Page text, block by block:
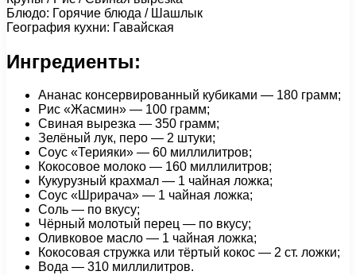
Блюдо: Горячие блюда / Шашлык
География кухни: Гавайская
Ингредиенты:
Ананас консервированный кубиками — 180 грамм;
Рис «Жасмин» — 100 грамм;
Свиная вырезка — 350 грамм;
Зелёный лук, перо — 2 штуки;
Соус «Терияки» — 60 миллилитров;
Кокосовое молоко — 160 миллилитров;
Кукурузный крахмал — 1 чайная ложка;
Соус «Шрирача» — 1 чайная ложка;
Соль — по вкусу;
Чёрный молотый перец — по вкусу;
Оливковое масло — 1 чайная ложка;
Кокосовая стружка или тёртый кокос — 2 ст. ложки;
Вода — 310 миллилитров.